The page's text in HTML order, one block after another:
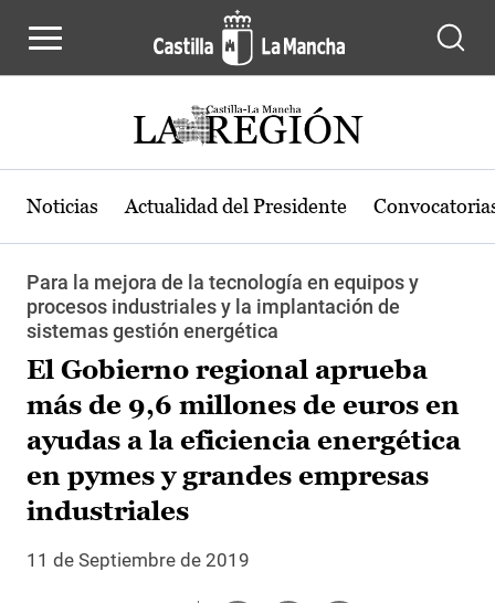
Noticias Actualidad del Presidente
Para la mejora de la tecnología en equipos y
procesos industriales y la implantación de
sistemas gestión energética
El Gobierno regional aprueba
más de 9,6 millones de euros en
ayudas a la eficiencia energética
en pymes y grandes empresas
industriales
11 de Septiembre de 2019